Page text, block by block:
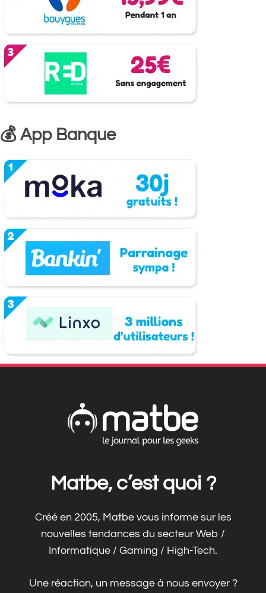
💰 App Banque
Matbe, c’est quoi ?
Créé en 2005, Matbe vous informe sur les
nouvelles tendances du secteur Web /
Informatique / Gaming / High-Tech.
Une réaction, un message à nous envoyer ?